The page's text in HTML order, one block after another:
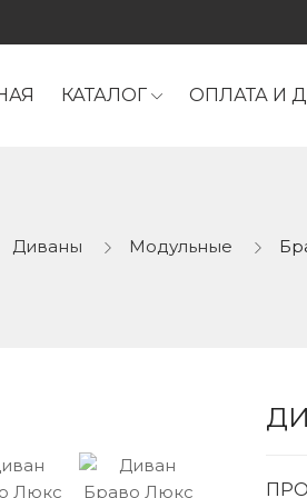
КАТАЛОГ ОПЛАТА И
Диваны Модульные